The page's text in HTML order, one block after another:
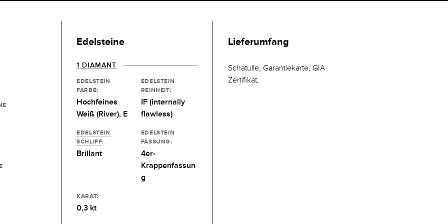
Edelsteine
1 DIAMANT
EDELSTEIN
FARBE:
Hochfeines
Weiß (River), E
EDELSTEIN
REINHEIT:
IF (internally
flawless)
EDELSTEIN
SCHLIFF:
Brillant
EDELSTEIN
FASSUNG:
4er-
Krappenfassun
g
KARAT:
0,3 kt
Lieferumfang
Schatulle, Garantiekarte, GIA
Zertifikat,